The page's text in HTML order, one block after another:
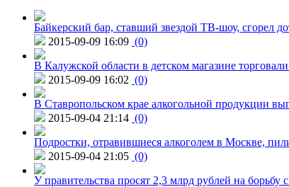
Байкерский бар, ставший звездой ТВ-шоу, сгорел
2015-09-09 16:09 (0)
В Калужской области в детском магазине
2015-09-09 16:02 (0)
В Ставропольском крае алкогольной продукции
2015-09-04 21:14 (0)
Подростки, отравившиеся алкоголем в Москве,
2015-09-04 21:05 (0)
У правительства просят 2,3 млрд рублей на борьбу